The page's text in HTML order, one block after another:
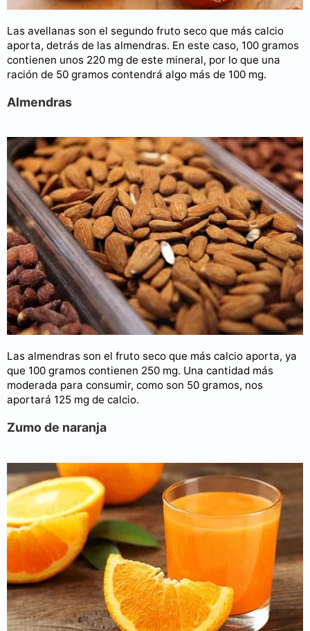
Las avellanas son el segundo fruto seco que más calcio
aporta, detrás de las almendras. En este caso, 100 gramos
contienen unos 220 mg de este mineral, por lo que una
ración de 50 gramos contendrá algo más de 100 mg.
Almendras
Las almendras son el fruto seco que más calcio aporta, ya
que 100 gramos contienen 250 mg. Una cantidad más
moderada para consumir, como son 50 gramos, nos
aportará 125 mg de calcio.
Zumo de naranja